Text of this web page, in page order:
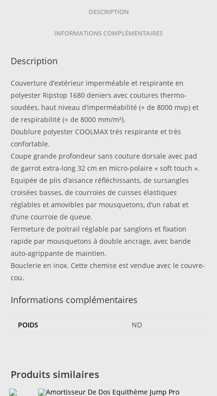
DESCRIPTION
INFORMATIONS COMPLÉMENTAIRES
Description
Couverture d’extérieur imperméable et respirante en
polyester Ripstop 1680 deniers avec coutures thermo-
soudées, haut niveau d’imperméabilité (+ de 8000 mvp) et
de respirabilité (+ de 8000 mm/m²).
Doublure polyester COOLMAX trés respirante et très
confortable.
Coupe grande profondeur sans couture dorsale avec pad
de garrot extra-long 32 cm en micro-polaire « soft touch ».
Equipée de plis d’aisance réfléchissants, de sursangles
croisées basses, de courroies de cuisses élastiques
réglables et amovibles par mousquetons, d’un rabat et
d’une courroie de queue.
Fermeture de poitrail réglable par sanglons et fixation
rapide par mousquetons à double ancrage, avec bande
auto-agrippante de maintien.
Bouclerie en inox. Cette chemise est vendue avec le couvre-
cou.
Informations complémentaires
POIDS ND
Produits similaires